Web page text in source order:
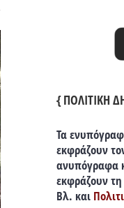
{ ΠΟΛΙΤΙΚΗ
Τα
εκφράζουν
ανυπόγραφα
εκφράζουν
Βλ. και